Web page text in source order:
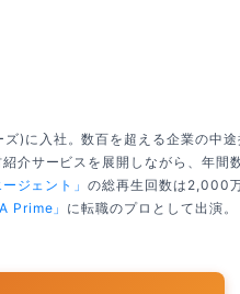
)に入社。数百を超える企業の中途
介サービスを展開しながら、年間
ージェント」の総再生回数は2,000
Prime」 に転職のプロとして出演。